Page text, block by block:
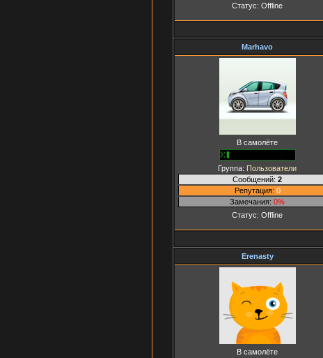
Статус: Offline
Marhavo
В самолёте
Группа: Пользователи
Сообщений: 2
Репутация: 0
Замечания: 0%
Статус: Offline
Erenasty
В самолёте